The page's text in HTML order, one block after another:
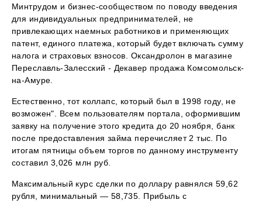
Минтрудом и бизнес-сообществом по поводу введения
для индивидуальных предпринимателей, не
привлекающих наемных работников и применяющих
патент, единого платежа, который будет включать сумму
налога и страховых взносов. Оксандролон в магазине
Переславль-Залесский - Декавер продажа Комсомольск-
на-Амуре.
Естественно, тот коллапс, который был в 1998 году, не
возможен". Всем пользователям портала, оформившим
заявку на получение этого кредита до 20 ноября, банк
после предоставления займа перечисляет 2 тыс. По
итогам пятницы объем торгов по данному инструменту
составил 3,026 млн руб.
Максимальный курс сделки по доллару равнялся 59,62
рубля, минимальный — 58,735. Прибыль с